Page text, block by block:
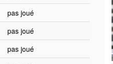
pas joué
pas joué
pas joué